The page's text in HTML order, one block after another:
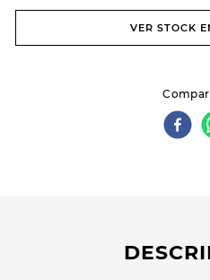
VER STOCK